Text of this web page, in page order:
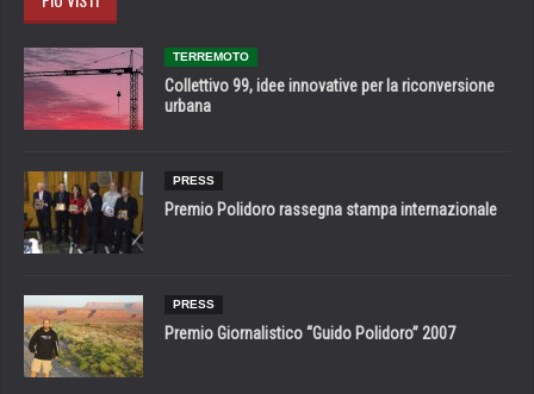
TERREMOTO
Collettivo 99, idee innovative per la riconversione
urbana
PRESS
Premio Polidoro rassegna stampa internazionale
PRESS
Premio Giornalistico “Guido Polidoro” 2007